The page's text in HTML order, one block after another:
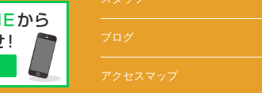
ブログ
アクセスマップ